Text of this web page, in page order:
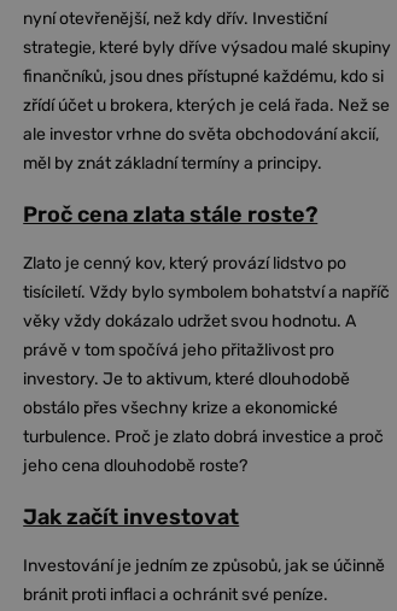
nyní otevřenější, než kdy dřív. Investiční
strategie, které byly dříve výsadou malé skupiny
finančníků, jsou dnes přístupné každému, kdo si
zřídí účet u brokera, kterých je celá řada. Než se
ale investor vrhne do světa obchodování akcií,
měl by znát základní termíny a principy.
Proč cena zlata stále roste?
Zlato je cenný kov, který provází lidstvo po
tisíciletí. Vždy bylo symbolem bohatství a napříč
věky vždy dokázalo udržet svou hodnotu. A
právě v tom spočívá jeho přitažlivost pro
investory. Je to aktivum, které dlouhodobě
obstálo přes všechny krize a ekonomické
turbulence. Proč je zlato dobrá investice a proč
jeho cena dlouhodobě roste?
Jak začít investovat
Investování je jedním ze způsobů, jak se účinně
bránit proti inflaci a ochránit své peníze.